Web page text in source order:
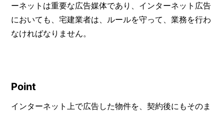
ーネットは重要な広告媒体であり、インターネット広告
においても、宅建業者は、ルールを守って、業務を行わ
なければなりません。
Point
インターネット上で広告した物件を、契約後にもそのま